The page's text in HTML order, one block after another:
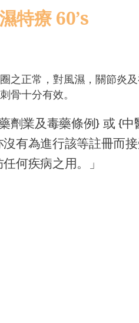
特療 60’s
之正常，對風濕，關節炎及
骨十分有效。
劑業及毒藥條例} 或 {
有為進行該等註冊而
何疾病之用。」